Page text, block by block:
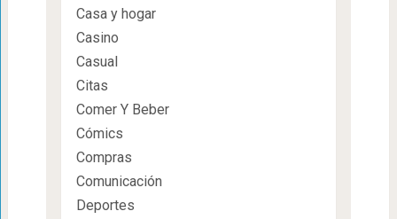
Casa y hogar
Casino
Casual
Citas
Comer Y Beber
Cómics
Compras
Comunicación
Deportes